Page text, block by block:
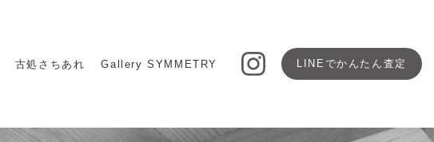
古処さちあれ Gallery SYMMETRY LINEでかんたん査定